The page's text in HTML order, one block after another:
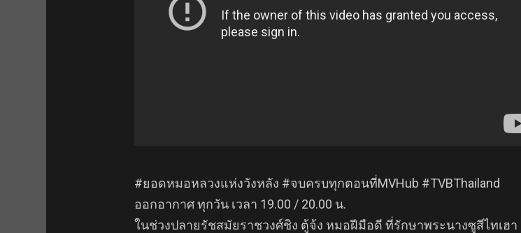
#ยอดหมอหลวงแห่งวังหลัง #จบครบทุกตอนที่MVHub #TVBThailand
ออกอากาศ ทุกวัน เวลา 19.00 / 20.00 น.
ในช่วงปลายรัชสมัยราชวงศ์ชิง ตู้จ้ง หมอฝีมือดี ที่รักษาพระนางซูสีไทเฮา